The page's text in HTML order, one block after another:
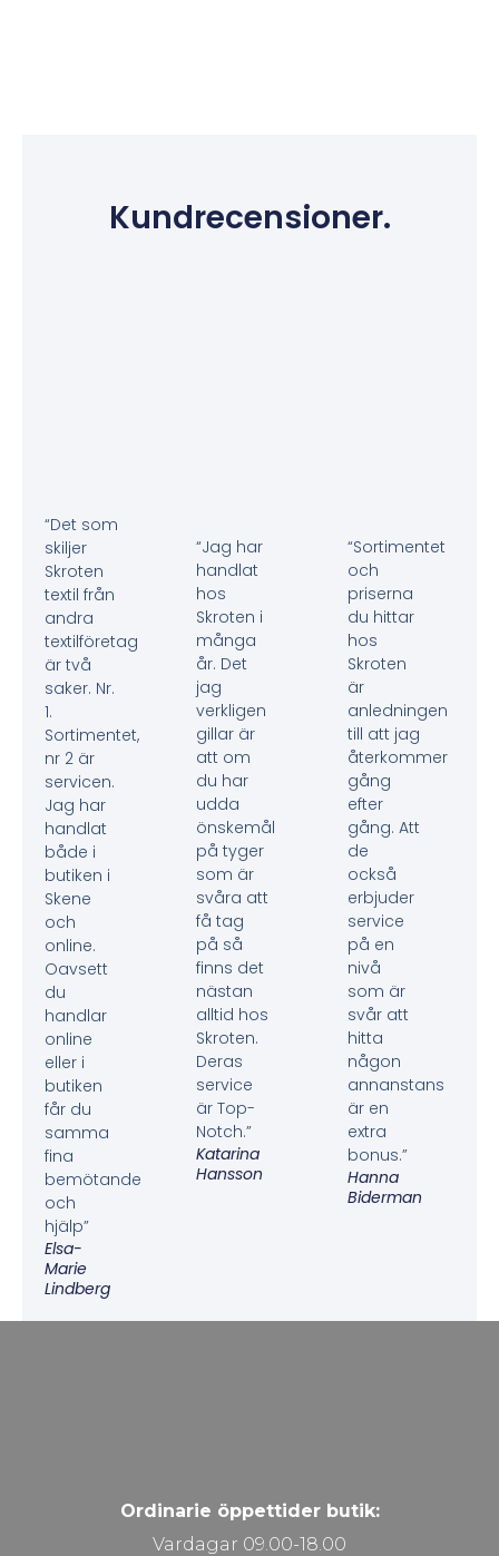
Kundrecensioner.
“Det som
skiljer
Skroten
textil från
andra
textilföretag
är två
saker. Nr.
1.
Sortimentet,
nr 2 är
servicen.
Jag har
handlat
både i
butiken i
Skene
och
online.
Oavsett
du
handlar
online
eller i
butiken
får du
samma
fina
bemötande
och
hjälp”
Elsa-
Marie
Lindberg
“Jag har
handlat
hos
Skroten i
många
år. Det
jag
verkligen
gillar är
att om
du har
udda
önskemål
på tyger
som är
svåra att
få tag
på så
finns det
nästan
alltid hos
Skroten.
Deras
service
är Top-
Notch.”
Katarina
Hansson
“Sortimentet
och
priserna
du hittar
hos
Skroten
är
anledningen
till att jag
återkommer
gång
efter
gång. Att
de
också
erbjuder
service
på en
nivå
som är
svår att
hitta
någon
annanstans
är en
extra
bonus.”
Hanna
Biderman
Ordinarie öppettider butik:
Vardagar 09.00-18.00